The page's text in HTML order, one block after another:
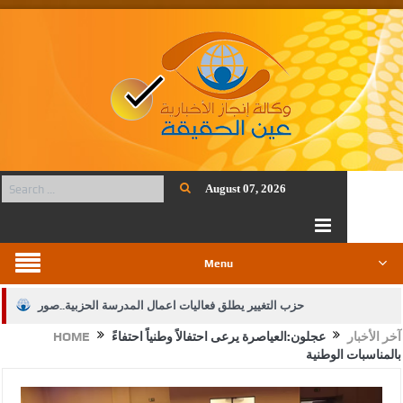
August 07, 2026
Menu
حزب التغيير يطلق فعاليات اعمال المدرسة الحزبية..صور
الجيش يفتح باب التجنيد لحملة البكالوريوس في الحقوق والقانون
HOME آخر الأخبار
عجلون:العياصرة يرعى احتفالاً وطنياً احتفاءً
بالمناسبات الوطنية